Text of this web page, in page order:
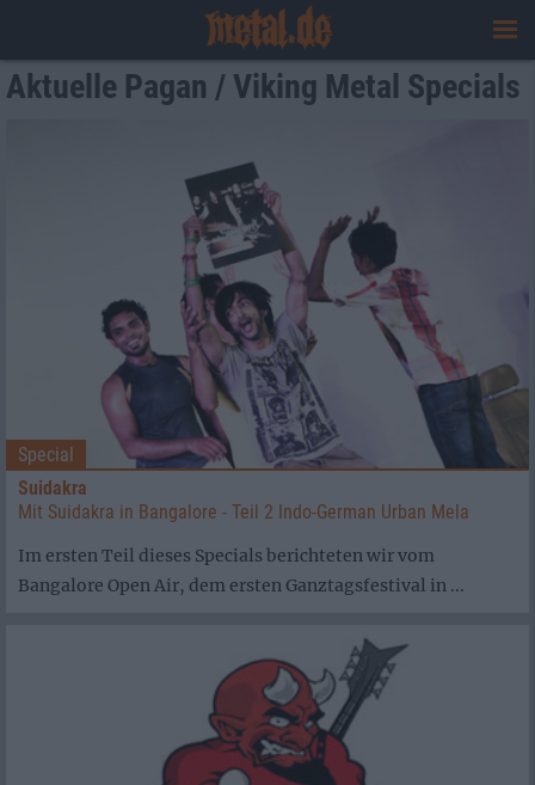
Aktuelle Pagan / Viking Metal Specials
Special
Suidakra
Mit Suidakra in Bangalore - Teil 2 Indo-German Urban Mela
Im ersten Teil dieses Specials berichteten wir vom
Bangalore Open Air, dem ersten Ganztagsfestival in ...